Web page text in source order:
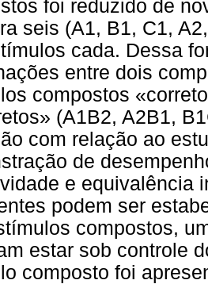
foi reduzido de
seis (A1, B1, C1,
cada. Dessa
entre dois
compostos
(A1B2, A2B1,
com relação ao
de
e equivalência
podem ser
compostos,
estar sob controle
composto foi